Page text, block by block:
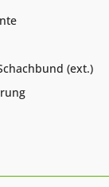
(ext.)